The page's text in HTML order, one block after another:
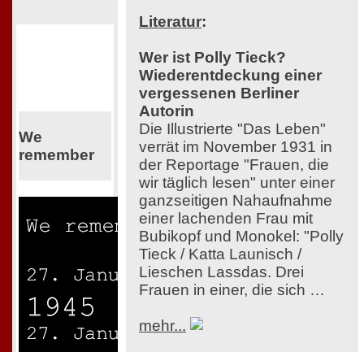
We
remember
Literatur:
Wer ist Polly Tieck?
Wiederentdeckung einer
vergessenen Berliner
Autorin
Die Illustrierte "Das Leben"
verrät im November 1931 in
der Reportage "Frauen, die
wir täglich lesen" unter einer
ganzseitigen Nahaufnahme
einer lachenden Frau mit
Bubikopf und Monokel: "Polly
Tieck / Katta Launisch /
Lieschen Lassdas. Drei
Frauen in einer, die sich …
mehr...